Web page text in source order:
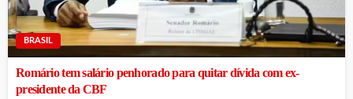
BRASIL
Romário tem salário penhorado para quitar dívida com ex-
presidente da CBF